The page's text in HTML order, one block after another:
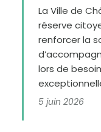
La Ville de
réserve
renforcer la
lors de
5 juin 2026